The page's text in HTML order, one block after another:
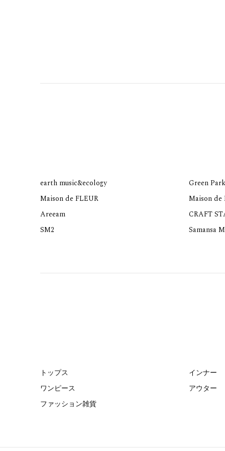
earth music&ecology
Green
Maison de FLEUR
Maison de
Areeam
CRAFT
SM2
Samansa
トップス
インナー
ワンピース
アウター
ファッション雑貨